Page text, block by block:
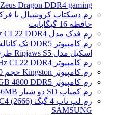
Zeus Dragon DDR4 gaming ظرفیت 8 گیگابایت
حافظه 16 گیگابایت
رم فدک مدل A1 8GB 3200Mhz CL22 DDR4
اسکیل مدل Ripjaws S5 ظرفیت 16 گیگابایت
رم کامپیوتر FDK S4 16GB 3200MHz CL22 DDR4
رم کامپیوتر Kingston حجم 8GB PC3-12800
رم کامپیوتر RAM CRUCIAL 8GB 4800 DDR5
رم کمیاب SD دو شیار 256MB
SAMSUNG